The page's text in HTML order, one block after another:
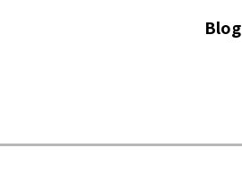
Blog